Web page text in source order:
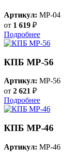
Артикул: MP-04
от 1 619 ₽
Подробнее
КПБ MP-56
Артикул: MP-56
от 2 621 ₽
Подробнее
КПБ MP-46
Артикул: MP-46